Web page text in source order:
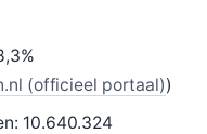
(officieel portaal))
10.640.324